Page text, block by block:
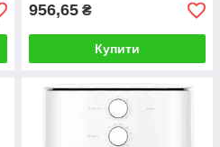
956,65 ₴
Купити